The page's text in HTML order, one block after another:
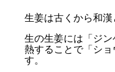
生姜は古くから和漢
生の生姜には「ジ
熱することで「シ
す。